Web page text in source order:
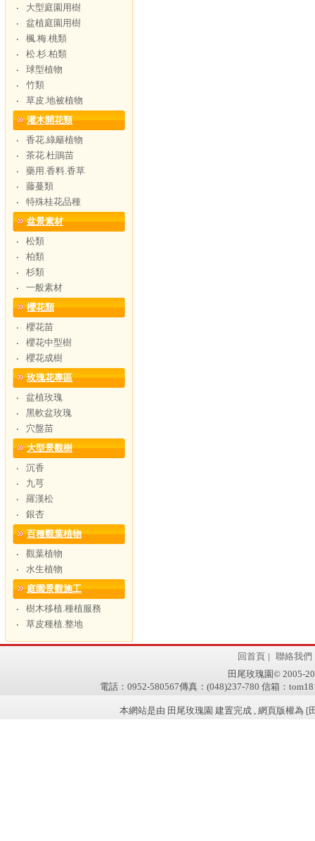
‧
大型庭園用樹
‧
盆植庭園用樹
‧
楓.梅.桃類
‧
松.杉.柏類
‧
球型植物
‧
竹類
‧
草皮.地被植物
灌木開花類
‧
香花.綠籬植物
‧
茶花.杜鵑苗
‧
藥用.香料.香草
‧
藤蔓類
‧
特殊桂花品種
盆景素材
‧
松類
‧
柏類
‧
杉類
‧
一般素材
櫻花類
‧
櫻花苗
‧
櫻花中型樹
‧
櫻花成樹
玫瑰花專區
‧
盆植玫瑰
‧
黑軟盆玫瑰
‧
穴盤苗
大型景觀樹
‧
沉香
‧
九芎
‧
羅漢松
‧
銀杏
百種觀葉植物
‧
觀葉植物
‧
水生植物
庭園景觀施工
‧
樹木移植.種植服務
‧
草皮種植.整地
回首頁 | 聯絡我們
田尾玫瑰園© 2005-
電話：0952-580567傳真：(048)237-780 信箱：
本網站是由 田尾玫瑰園 建置完成 , 網頁版權為